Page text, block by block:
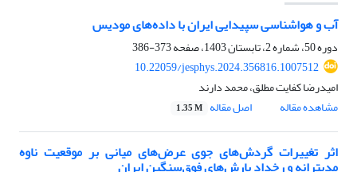
آب و هواشناسی سپیدایی ایران با داده‌های مودیس
دوره 50، شماره 2، تابستان 1403، صفحه
373-386
10.22059/jesphys.2024.356816.1007512
امیدرضا کفایت مطلق، محمد دارند
مشاهده مقاله
اصل مقاله 1.35 M
اثر تغییرات گردش‌های جوی عرض‌های میانی بر موقعیت ناوه